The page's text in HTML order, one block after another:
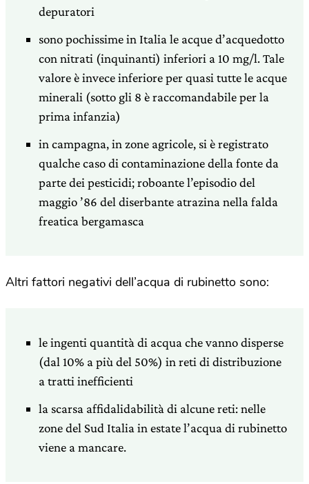
depuratori
sono pochissime in Italia le acque d’acquedotto
con nitrati (inquinanti) inferiori a 10 mg/l. Tale
valore è invece inferiore per quasi tutte le acque
minerali (sotto gli 8 è raccomandabile per la
prima infanzia)
in campagna, in zone agricole, si è registrato
qualche caso di contaminazione della fonte da
parte dei pesticidi; roboante l’episodio del
maggio ’86 del diserbante atrazina nella falda
freatica bergamasca
Altri fattori negativi dell’acqua di rubinetto sono:
le ingenti quantità di acqua che vanno disperse
(dal 10% a più del 50%) in reti di distribuzione
a tratti inefficienti
la scarsa affidalidabilità di alcune reti: nelle
zone del Sud Italia in estate l’acqua di rubinetto
viene a mancare.